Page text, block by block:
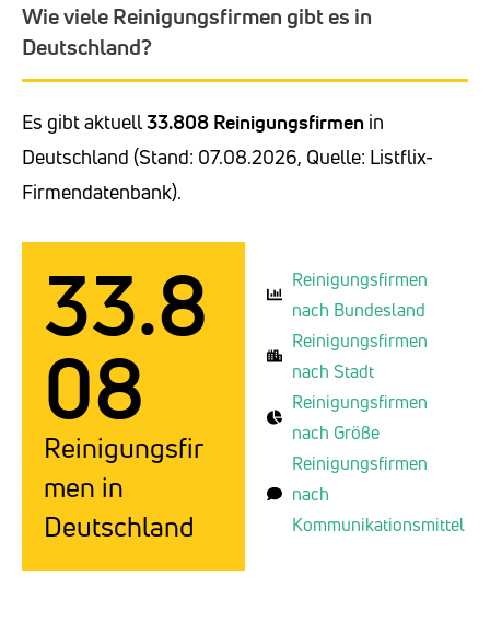
Wie viele Reinigungsfirmen gibt es in
Deutschland?
Es gibt aktuell33.808 Reinigungsfirmen in
Deutschland (Stand: 07.08.2026, Quelle: Listflix-
Firmendatenbank).
33.8
08
Reinigungsfir
men in
Deutschland
Reinigungsfirmen
nach Bundesland
Reinigungsfirmen
nach Stadt
Reinigungsfirmen
nach Größe
Reinigungsfirmen
nach
Kommunikationsmittel